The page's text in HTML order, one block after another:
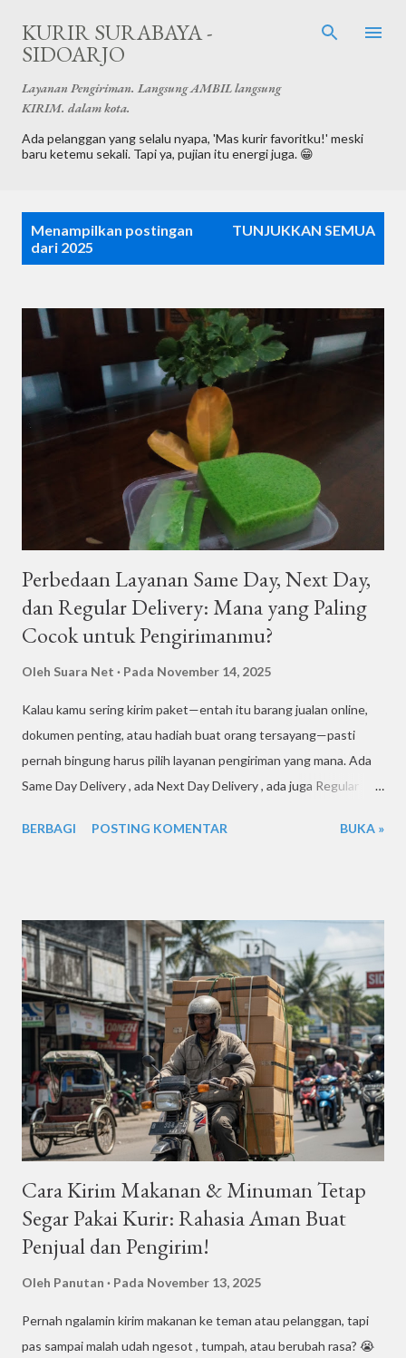
Langsung ke konten utama
KURIR SURABAYA -
SIDOARJO
Layanan Pengiriman. Langsung AMBIL langsung
KIRIM. dalam kota.
Ada pelanggan yang selalu nyapa, 'Mas kurir favoritku!' meski
baru ketemu sekali. Tapi ya, pujian itu energi juga. 😁
Menampilkan postingan
dari 2025
TUNJUKKAN SEMUA
Perbedaan Layanan Same Day, Next Day,
dan Regular Delivery: Mana yang Paling
Cocok untuk Pengirimanmu?
Oleh Suara Net Pada November 14, 2025
Kalau kamu sering kirim paket—entah itu barang jualan online,
dokumen penting, atau hadiah buat orang tersayang—pasti
pernah bingung harus pilih layanan pengiriman yang mana. Ada
Same Day Delivery , ada Next Day Delivery , ada juga Regular
sebenarnya perbedaannya cukup signifikan dan bakal
tetap informatif, biar kamu bisa memilih layanan pengiriman yang
paling sesuai kebutuhan , khususnya kalau kamu berdomisili atau
berkirim barang di wilayah Sidoarjo dan sekitarnya . 1. Same Day
Delivery: Kilat, Gesit, dan Cocok untuk yang Nggak Suka
Nunggu Apa itu Same Day Delivery? Sesuai namanya, Same Day
Delivery adalah layanan pengiriman yang memungkinkan paket
kamu sampai di hari yang sama. Biasanya estimasi waktu sampai
antara 3–12 jam , tergantung ...
BERBAGI POSTING KOMENTAR BUKA »
Cara Kirim Makanan & Minuman Tetap
Segar Pakai Kurir: Rahasia Aman Buat
Penjual dan Pengirim!
Oleh Panutan Pada November 13, 2025
Pernah ngalamin kirim makanan ke teman atau pelanggan, tapi
pas sampai malah udah ngesot , tumpah, atau berubah rasa? 😭